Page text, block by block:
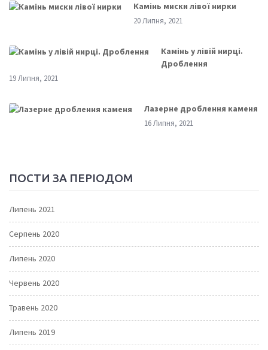
Камінь миски лівої нирки
20 Липня, 2021
Камінь у лівій нирці.
Дроблення
19 Липня, 2021
Лазерне дроблення каменя
16 Липня, 2021
ПОСТИ ЗА ПЕРІОДОМ
Липень 2021
Серпень 2020
Липень 2020
Червень 2020
Травень 2020
Липень 2019